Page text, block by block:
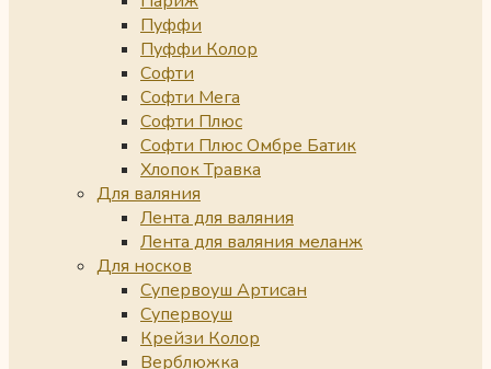
Пуффи
Пуффи Колор
Софти
Софти Мега
Софти Плюс
Софти Плюс Омбре Батик
Хлопок Травка
Для валяния
Лента для валяния
Лента для валяния меланж
Для носков
Супервоуш Артисан
Супервоуш
Крейзи Колор
Верблюжка